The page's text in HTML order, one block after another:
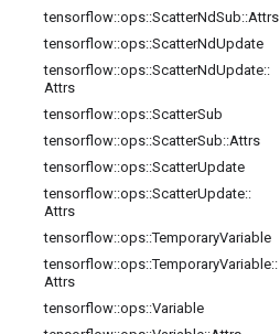
tensorflow::ops::ScatterNdSub::Attrs
tensorflow::ops::ScatterNdUpdate
tensorflow::ops::ScatterNdUpdate::
Attrs
tensorflow::ops::ScatterSub
tensorflow::ops::ScatterSub::Attrs
tensorflow::ops::ScatterUpdate
tensorflow::ops::ScatterUpdate::
Attrs
tensorflow::ops::TemporaryVariable
tensorflow::ops::TemporaryVariable::
Attrs
tensorflow::ops::Variable
Tetap terhubung
Blog
Forum
GitHub